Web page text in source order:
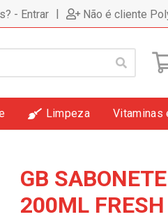
- Entrar | Não é cliente
Limpeza Vitaminas
GB
200ML FRESH